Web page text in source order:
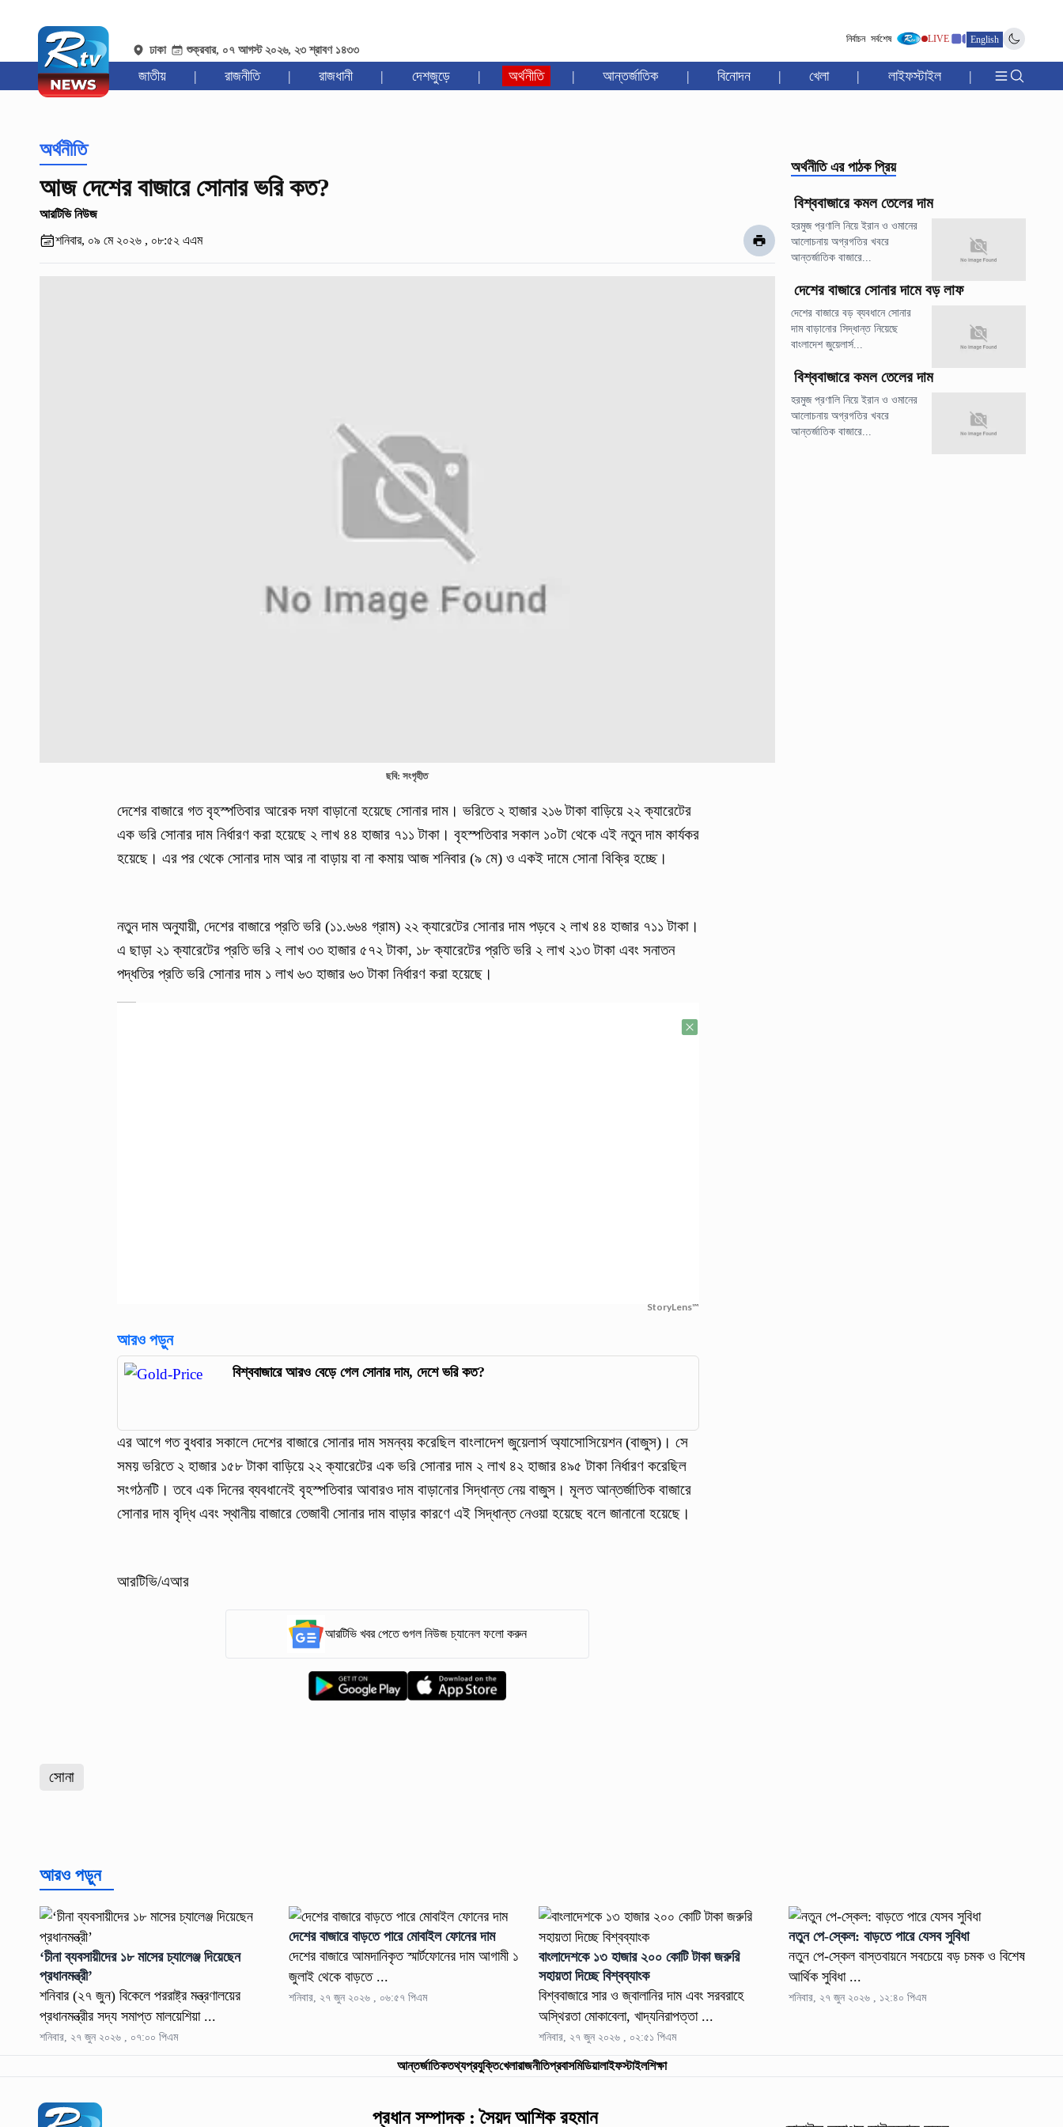
ঢাকা শুক্রবার, ০৭ আগস্ট ২০২৬, ২৩ শ্রাবণ ১৪৩৩
নির্বাচন সর্বশেষ LIVE English
জাতীয় | রাজনীতি | রাজধানী | দেশজুড়ে | অর্থনীতি | আন্তর্জাতিক | বিনোদন | খেলা | লাইফস্টাইল |
অর্থনীতি
আজ দেশের বাজারে সোনার ভরি কত?
আরটিভি নিউজ
শনিবার, ০৯ মে ২০২৬ , ০৮:৫২ এএম
ছবি: সংগৃহীত
দেশের বাজারে গত বৃহস্পতিবার আরেক দফা বাড়ানো হয়েছে সোনার দাম। ভরিতে ২ হাজার ২১৬ টাকা বাড়িয়ে ২২ ক্যারেটের
এক ভরি সোনার দাম নির্ধারণ করা হয়েছে ২ লাখ ৪৪ হাজার ৭১১ টাকা। বৃহস্পতিবার সকাল ১০টা থেকে এই নতুন দাম কার্যকর
হয়েছে। এর পর থেকে সোনার দাম আর না বাড়ায় বা না কমায় আজ শনিবার (৯ মে) ও একই দামে সোনা বিক্রি হচ্ছে।
নতুন দাম অনুযায়ী, দেশের বাজারে প্রতি ভরি (১১.৬৬৪ গ্রাম) ২২ ক্যারেটের সোনার দাম পড়বে ২ লাখ ৪৪ হাজার ৭১১ টাকা।
এ ছাড়া ২১ ক্যারেটের প্রতি ভরি ২ লাখ ৩৩ হাজার ৫৭২ টাকা, ১৮ ক্যারেটের প্রতি ভরি ২ লাখ ২১৩ টাকা এবং সনাতন
পদ্ধতির প্রতি ভরি সোনার দাম ১ লাখ ৬৩ হাজার ৬৩ টাকা নির্ধারণ করা হয়েছে।
StoryLens™
আরও পড়ুন
বিশ্ববাজারে আরও বেড়ে গেল সোনার দাম, দেশে ভরি কত?
এর আগে গত বুধবার সকালে দেশের বাজারে সোনার দাম সমন্বয় করেছিল বাংলাদেশ জুয়েলার্স অ্যাসোসিয়েশন (বাজুস)। সে
সময় ভরিতে ২ হাজার ১৫৮ টাকা বাড়িয়ে ২২ ক্যারেটের এক ভরি সোনার দাম ২ লাখ ৪২ হাজার ৪৯৫ টাকা নির্ধারণ করেছিল
সংগঠনটি। তবে এক দিনের ব্যবধানেই বৃহস্পতিবার আবারও দাম বাড়ানোর সিদ্ধান্ত নেয় বাজুস। মূলত আন্তর্জাতিক বাজারে
সোনার দাম বৃদ্ধি এবং স্থানীয় বাজারে তেজাবী সোনার দাম বাড়ার কারণে এই সিদ্ধান্ত নেওয়া হয়েছে বলে জানানো হয়েছে।
আরটিভি/এআর
আরটিভি খবর পেতে গুগল নিউজ চ্যানেল ফলো করুন
সোনা
অর্থনীতি এর পাঠক প্রিয়
বিশ্ববাজারে কমল তেলের দাম
হরমুজ প্রণালি নিয়ে ইরান ও ওমানের
আলোচনায় অগ্রগতির খবরে
আন্তর্জাতিক বাজারে...
দেশের বাজারে সোনার দামে বড় লাফ
দেশের বাজারে বড় ব্যবধানে সোনার
দাম বাড়ানোর সিদ্ধান্ত নিয়েছে
বাংলাদেশ জুয়েলার্স...
বিশ্ববাজারে কমল তেলের দাম
হরমুজ প্রণালি নিয়ে ইরান ও ওমানের
আলোচনায় অগ্রগতির খবরে
আন্তর্জাতিক বাজারে...
আরও পড়ুন
‘চীনা ব্যবসায়ীদের ১৮ মাসের চ্যালেঞ্জ দিয়েছেন
প্রধানমন্ত্রী’
শনিবার (২৭ জুন) বিকেলে পররাষ্ট্র মন্ত্রণালয়ের
প্রধানমন্ত্রীর সদ্য সমাপ্ত মালয়েশিয়া ...
শনিবার, ২৭ জুন ২০২৬ , ০৭:০০ পিএম
দেশের বাজারে বাড়তে পারে মোবাইল ফোনের দাম
দেশের বাজারে আমদানিকৃত স্মার্টফোনের দাম আগামী ১
জুলাই থেকে বাড়তে ...
শনিবার, ২৭ জুন ২০২৬ , ০৬:৫৭ পিএম
বাংলাদেশকে ১৩ হাজার ২০০ কোটি টাকা জরুরি
সহায়তা দিচ্ছে বিশ্বব্যাংক
বিশ্ববাজারে সার ও জ্বালানির দাম এবং সরবরাহে
অস্থিরতা মোকাবেলা, খাদ্যনিরাপত্তা ...
শনিবার, ২৭ জুন ২০২৬ , ০২:৫১ পিএম
নতুন পে-স্কেল: বাড়তে পারে যেসব সুবিধা
নতুন পে-স্কেল বাস্তবায়নে সবচেয়ে বড় চমক ও বিশেষ
আর্থিক সুবিধা ...
শনিবার, ২৭ জুন ২০২৬ , ১২:৪০ পিএম
আন্তর্জাতিকতথ্যপ্রযুক্তিখেলারাজনীতিপ্রবাসমিডিয়ালাইফস্টাইলশিক্ষা
প্রধান সম্পাদক : সৈয়দ আশিক রহমান